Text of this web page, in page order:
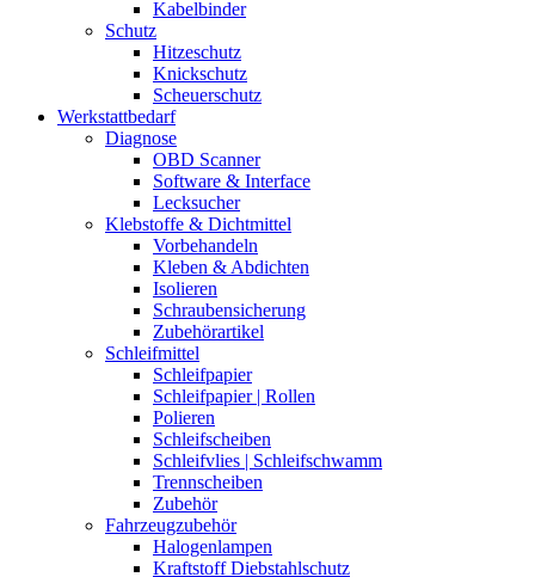
Kabelbinder
Schutz
Hitzeschutz
Knickschutz
Scheuerschutz
Werkstattbedarf
Diagnose
OBD Scanner
Software & Interface
Lecksucher
Klebstoffe & Dichtmittel
Vorbehandeln
Kleben & Abdichten
Isolieren
Schraubensicherung
Zubehörartikel
Schleifmittel
Schleifpapier
Schleifpapier | Rollen
Polieren
Schleifscheiben
Schleifvlies | Schleifschwamm
Trennscheiben
Zubehör
Fahrzeugzubehör
Halogenlampen
Kraftstoff Diebstahlschutz